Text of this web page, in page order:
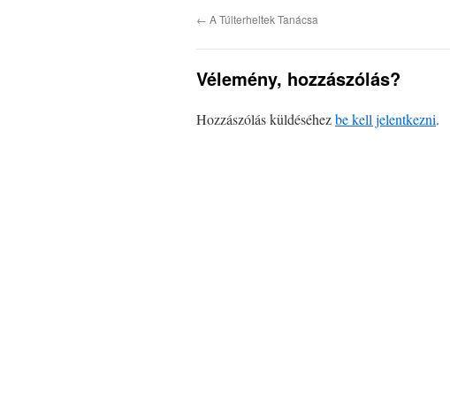
← A Túlterheltek Tanácsa
Vélemény, hozzászólás?
Hozzászólás küldéséhezbe kell jelentkezni.